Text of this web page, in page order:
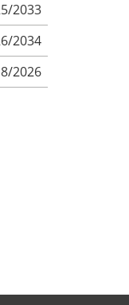
2033
2034
2026